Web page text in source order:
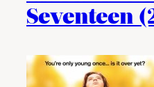
Seventeen